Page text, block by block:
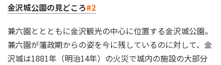
金沢城公園の見どころ#2
兼六園ととともに金沢観光の中心に位置する金沢城公園。
兼六園が藩政期からの姿を今に残しているのに対して、金
沢城は1881年（明治14年）の火災で城内の施設の大部分